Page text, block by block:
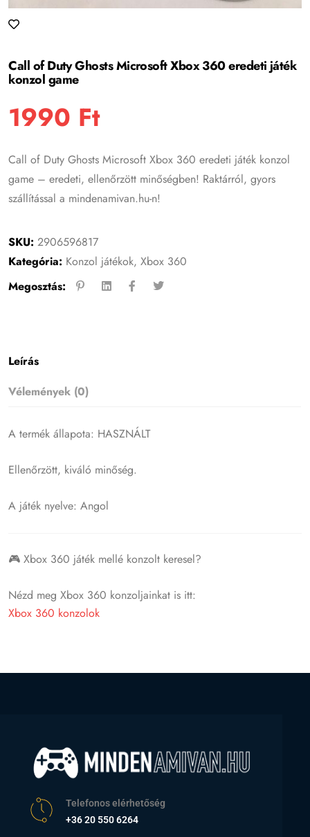
Call of Duty Ghosts Microsoft Xbox 360 eredeti játék
konzol game
1990 Ft
Call of Duty Ghosts Microsoft Xbox 360 eredeti játék konzol
game – eredeti, ellenőrzött minőségben! Raktárról, gyors
szállítással a mindenamivan.hu-n!
SKU:2906596817
Kategória: Konzol játékok,Xbox 360
Megosztás:
Leírás
Vélemények (0)
A termék állapota: HASZNÁLT
Ellenőrzött, kiváló minőség.
A játék nyelve: Angol
🎮 Xbox 360 játék mellé konzolt keresel?
Nézd meg Xbox 360 konzoljainkat is itt:
Xbox 360 konzolok
Telefonos elérhetőség
+36 20 550 6264